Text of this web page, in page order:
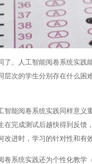
人工智能阅卷系统实践
层次的学生分别存在什么
阅卷系统实践同样意义
完成测试后越快得到反馈
改进时，学习的针对性和有
统实践还为个性化教学